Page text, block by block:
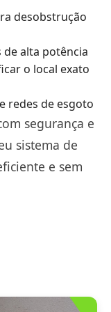
desobstrução
alta potência
o local exato
redes de esgoto
segurança e
sistema de
e sem